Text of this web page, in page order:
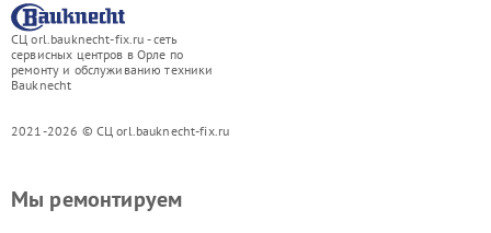
СЦ orl.bauknecht-fix.ru - сеть
сервисных центров в Орле по
ремонту и обслуживанию техники
Bauknecht
2021-2026 © СЦ orl.bauknecht-fix.ru
Мы ремонтируем